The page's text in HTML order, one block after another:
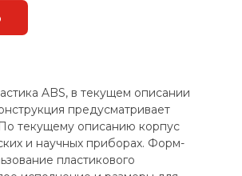
ABS, в текущем описании
предусматривает
текущему описанию корпус
и научных приборах. Форм-
пластикового